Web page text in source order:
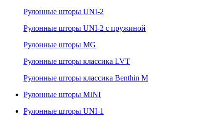
Рулонные шторы UNI-2
Рулонные шторы UNI-2 с пружиной
Рулонные шторы MG
Рулонные шторы классика LVT
Рулонные шторы классика Benthin M
Рулонные шторы MINI
Рулонные шторы UNI-1